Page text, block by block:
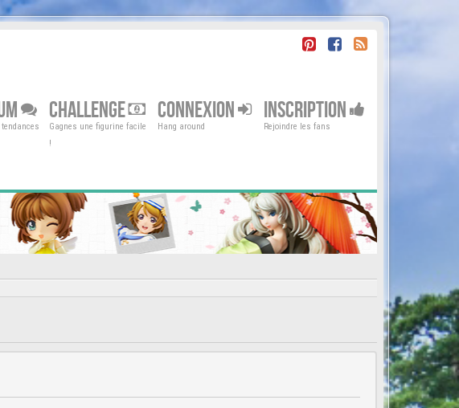
CHALLENGE
Gagnes une figurine facile
!
CONNEXION
Hang around
INSCRIPTION
Rejoindre les fans